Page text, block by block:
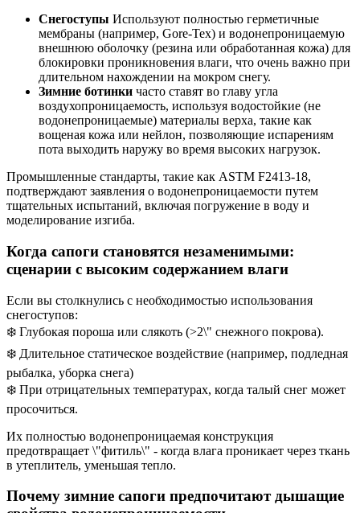
Снегоступы Используют полностью герметичные
мембраны (например, Gore-Tex) и водонепроницаемую
внешнюю оболочку (резина или обработанная кожа) для
блокировки проникновения влаги, что очень важно при
длительном нахождении на мокром снегу.
Зимние ботинки часто ставят во главу угла
воздухопроницаемость, используя водостойкие (не
водонепроницаемые) материалы верха, такие как
вощеная кожа или нейлон, позволяющие испарениям
пота выходить наружу во время высоких нагрузок.
Промышленные стандарты, такие как ASTM F2413-18,
подтверждают заявления о водонепроницаемости путем
тщательных испытаний, включая погружение в воду и
моделирование изгиба.
Когда сапоги становятся незаменимыми:
сценарии с высоким содержанием влаги
Если вы столкнулись с необходимостью использования
снегоступов:
❄️ Глубокая пороша или слякоть (>2\" снежного покрова).
❄️ Длительное статическое воздействие (например, подледная
рыбалка, уборка снега)
❄️ При отрицательных температурах, когда талый снег может
просочиться.
Их полностью водонепроницаемая конструкция
предотвращает \"фитиль\" - когда влага проникает через ткань
в утеплитель, уменьшая тепло.
Почему зимние сапоги предпочитают дышащие